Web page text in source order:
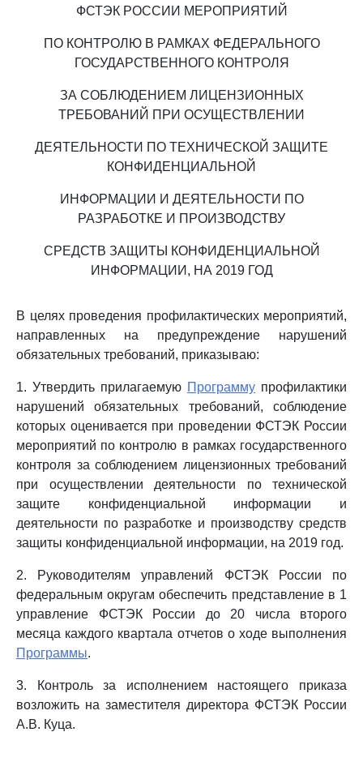
ФСТЭК РОССИИ МЕРОПРИЯТИЙ
ПО КОНТРОЛЮ В РАМКАХ ФЕДЕРАЛЬНОГО
ГОСУДАРСТВЕННОГО КОНТРОЛЯ
ЗА СОБЛЮДЕНИЕМ ЛИЦЕНЗИОННЫХ
ТРЕБОВАНИЙ ПРИ ОСУЩЕСТВЛЕНИИ
ДЕЯТЕЛЬНОСТИ ПО ТЕХНИЧЕСКОЙ ЗАЩИТЕ
КОНФИДЕНЦИАЛЬНОЙ
ИНФОРМАЦИИ И ДЕЯТЕЛЬНОСТИ ПО
РАЗРАБОТКЕ И ПРОИЗВОДСТВУ
СРЕДСТВ ЗАЩИТЫ КОНФИДЕНЦИАЛЬНОЙ
ИНФОРМАЦИИ, НА 2019 ГОД
В целях проведения профилактических мероприятий,
направленных на предупреждение нарушений
обязательных требований, приказываю:
1. Утвердить прилагаемую Программу профилактики
нарушений обязательных требований, соблюдение
которых оценивается при проведении ФСТЭК России
мероприятий по контролю в рамках государственного
контроля за соблюдением лицензионных требований
при осуществлении деятельности по технической
защите конфиденциальной информации и
деятельности по разработке и производству средств
защиты конфиденциальной информации, на 2019 год.
2. Руководителям управлений ФСТЭК России по
федеральным округам обеспечить представление в 1
управление ФСТЭК России до 20 числа второго
месяца каждого квартала отчетов о ходе выполнения
Программы.
3. Контроль за исполнением настоящего приказа
возложить на заместителя директора ФСТЭК России
А.В. Куца.